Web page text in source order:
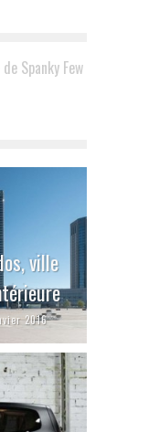
Spanky Few
ville
2016